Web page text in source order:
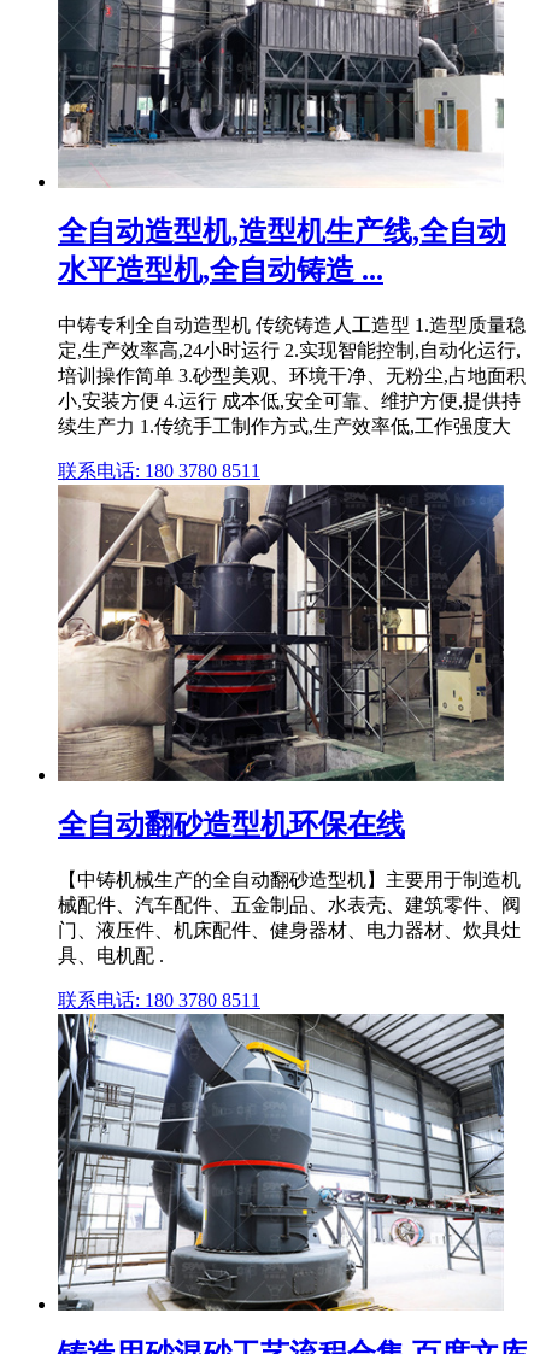
全自动造型机,造型机生产线,全自动
水平造型机,全自动铸造 ...
中铸专利全自动造型机 传统铸造人工造型 1.造型质量稳
定,生产效率高,24小时运行 2.实现智能控制,自动化运行,
培训操作简单 3.砂型美观、环境干净、无粉尘,占地面积
小,安装方便 4.运行 成本低,安全可靠、维护方便,提供持
续生产力 1.传统手工制作方式,生产效率低,工作强度大
联系电话: 180 3780 8511
全自动翻砂造型机环保在线
【中铸机械生产的全自动翻砂造型机】主要用于制造机
械配件、汽车配件、五金制品、水表壳、建筑零件、阀
门、液压件、机床配件、健身器材、电力器材、炊具灶
具、电机配 .
联系电话: 180 3780 8511